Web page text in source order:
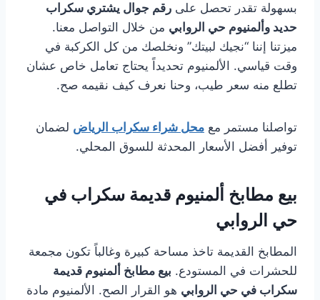
بسهولة تقدر تحصل على رقم جوال يشتري سكراب
حديد وألمنيوم حي الروابي من خلال التواصل معنا.
ميزتنا إننا “نجيك لبيتك” ونخلصك من كل الكركبة في
وقت قياسي. الألمنيوم تحديداً يحتاج تعامل خاص عشان
تطلع منه سعر طيب، وحنا نعرف كيف نقيمه صح.
تواصلنا مستمر مع محل شراء سكراب الرياض لضمان
توفير أفضل الأسعار المحدثة للسوق المحلي.
بيع مطابخ ألمنيوم قديمة سكراب في
حي الروابي
المطابخ القديمة تاخذ مساحة كبيرة وغالباً تكون مجمعة
للحشرات في المستودع. بيع مطابخ ألمنيوم قديمة
سكراب في حي الروابي هو القرار الصح. الألمنيوم مادة